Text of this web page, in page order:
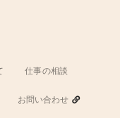
仕事の相談
お問い合わせ